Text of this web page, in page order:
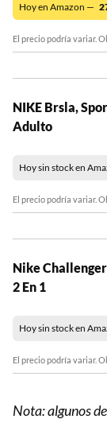
Hoy en Amazon —
El precio podría variar.
NIKE Brsla,
Adulto
Hoy sin stock en
El precio podría variar.
Nike
2 En 1
Hoy sin stock en
El precio podría variar.
Nota: algunos